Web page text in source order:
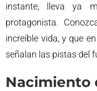
instante, lleva ya
protagonista.
increíble vida, y que
señalan las pistas del
Nacimiento